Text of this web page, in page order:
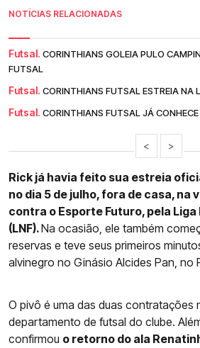
NOTÍCIAS RELACIONADAS
Futsal. CORINTHIANS GOLEIA PULO
FUTSAL
Futsal. CORINTHIANS FUTSAL ESTREIA NA
Futsal. CORINTHIANS FUTSAL JÁ
< >
Rick já havia feito sua estreia
no dia 5 de julho, fora de casa, na
contra o Esporte Futuro, pela Liga
(LNF).Na ocasião, ele também
reservas e teve seus primeiros
alvinegro no Ginásio Alcides Pan, no
O pivô é uma das duas contratações
departamento de futsal do clube.
confirmou o retorno do ala